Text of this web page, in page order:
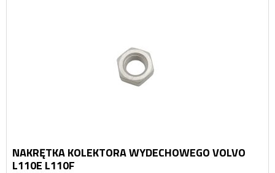
NAKRĘTKA KOLEKTORA WYDECHOWEGO VOLVO
L110E L110F